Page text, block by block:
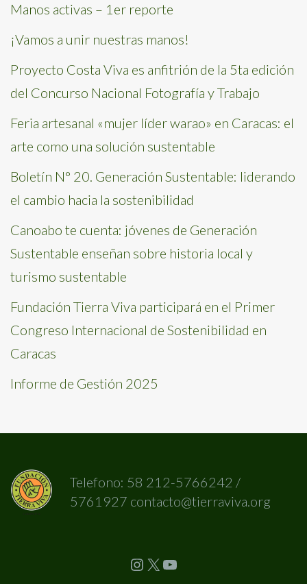
Manos activas – 1er reporte
¡Vamos a unir nuestras manos!
Proyecto Costa Viva es anfitrión de la 5ta edición
del Concurso Nacional Fotografía y Trabajo
Feria artesanal «mujer líder warao» en Caracas: el
arte como una solución sustentable
Boletín N° 20. Generación Sustentable: liderando
el cambio hacia la sostenibilidad
Canoabo te cuenta: jóvenes de Generación
Sustentable enseñan sobre historia local y
turismo sustentable
Fundación Tierra Viva participará en el Primer
Congreso Internacional de Sostenibilidad en
Caracas
Informe de Gestión 2025
Telefono: 58 212-5766242 /
5761927 contacto@tierraviva.org
Instagram X YouTube